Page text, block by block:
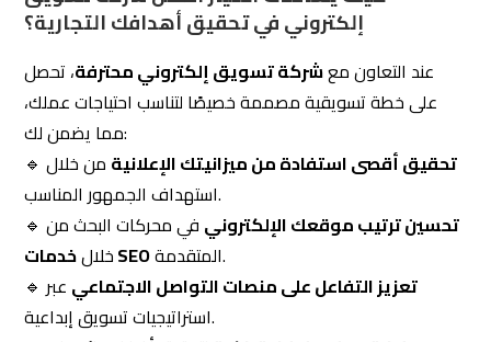
مما يضمن لك:
🔹
تحقيق أقصى استفادة من ميزانيتك الإعلانية من خلال
استهداف الجمهور المناسب.
🔹
تحسين ترتيب موقعك الإلكتروني في محركات البحث من
خلالخدمات SEO
المتقدمة.
تعزيز التفاعل على منصات التواصل الاجتماعي عبر
🔹
إدارة حملات إعلانية ذكيةلتحقيق أفضل عائد على
الاستثمار (ROI) عبر
إعلانات جوجل السعودية
🔹
متابعة وتحليل الأداء بشكل مستمر لضمان تحقيق